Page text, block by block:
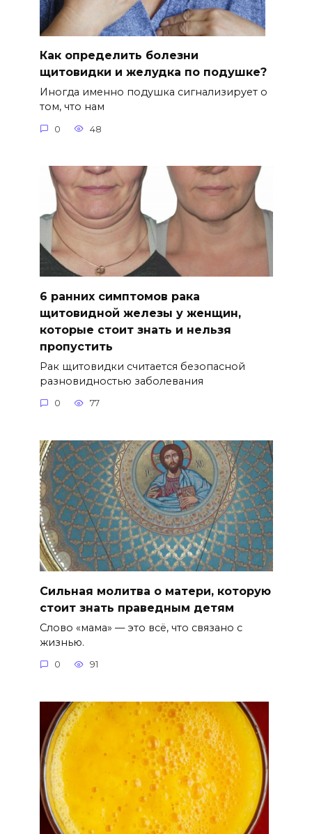
Как определить болезни
щитовидки и желудка по подушке?
Иногда именно подушка сигнализирует о
том, что нам
0 48
6 ранних симптомов рака
щитовидной железы у женщин,
которые стоит знать и нельзя
пропустить
Рак щитовидки считается безопасной
разновидностью заболевания
0 77
Сильная молитва о матери, которую
стоит знать праведным детям
Слово «мама» — это всё, что связано с
жизнью.
0 91